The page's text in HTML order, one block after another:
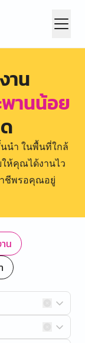
าน
พานน้อย
นำ ในพื้นที่ใกล้
ห้คุณได้งานไว
าชีพรอคุณอยู่
น